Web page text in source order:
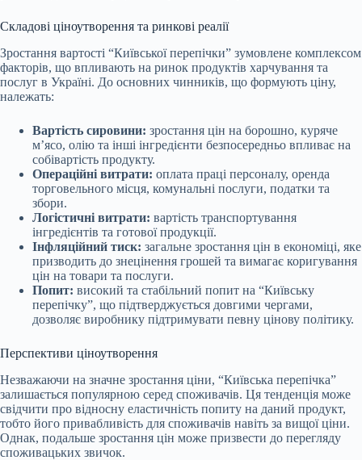
Складові ціноутворення та ринкові реалії
Зростання вартості “Київської перепічки” зумовлене комплексом
факторів, що впливають на ринок продуктів харчування та
послуг в Україні. До основних чинників, що формують ціну,
належать:
Вартість сировини: зростання цін на борошно, куряче
м’ясо, олію та інші інгредієнти безпосередньо впливає на
собівартість продукту.
Операційні витрати: оплата праці персоналу, оренда
торговельного місця, комунальні послуги, податки та
збори.
Логістичні витрати: вартість транспортування
інгредієнтів та готової продукції.
Інфляційний тиск: загальне зростання цін в економіці, яке
призводить до знецінення грошей та вимагає коригування
цін на товари та послуги.
Попит: високий та стабільний попит на “Київську
перепічку”, що підтверджується довгими чергами,
дозволяє виробнику підтримувати певну цінову політику.
Перспективи ціноутворення
Незважаючи на значне зростання ціни, “Київська перепічка”
залишається популярною серед споживачів. Ця тенденція може
свідчити про відносну еластичність попиту на даний продукт,
тобто його привабливість для споживачів навіть за вищої ціни.
Однак, подальше зростання цін може призвести до перегляду
споживацьких звичок.